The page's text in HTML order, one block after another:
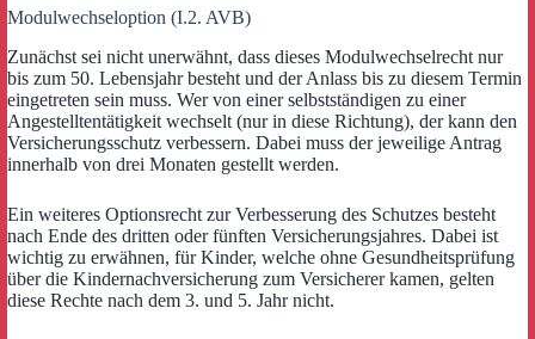
Modulwechseloption (I.2. AVB)
Zunächst sei nicht unerwähnt, dass dieses Modulwechselrecht nur
bis zum 50. Lebensjahr besteht und der Anlass bis zu diesem Termin
eingetreten sein muss. Wer von einer selbstständigen zu einer
Angestelltentätigkeit wechselt (nur in diese Richtung), der kann den
Versicherungsschutz verbessern. Dabei muss der jeweilige Antrag
innerhalb von drei Monaten gestellt werden.
Ein weiteres Optionsrecht zur Verbesserung des Schutzes besteht
nach Ende des dritten oder fünften Versicherungsjahres. Dabei ist
wichtig zu erwähnen, für Kinder, welche ohne Gesundheitsprüfung
über die Kindernachversicherung zum Versicherer kamen, gelten
diese Rechte nach dem 3. und 5. Jahr nicht.